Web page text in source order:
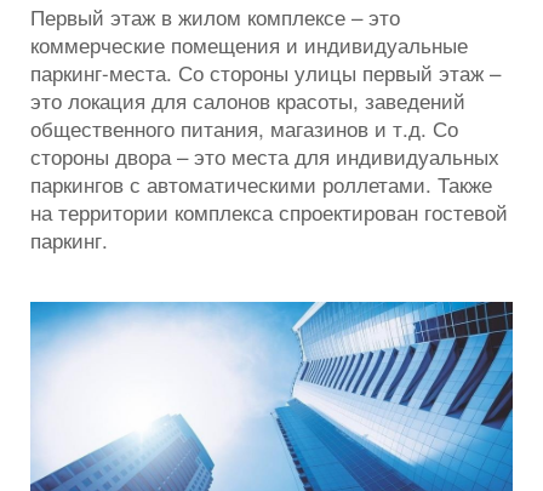
Первый этаж в жилом комплексе – это
коммерческие помещения и индивидуальные
паркинг-места. Со стороны улицы первый этаж –
это локация для салонов красоты, заведений
общественного питания, магазинов и т.д. Со
стороны двора – это места для индивидуальных
паркингов с автоматическими роллетами. Также
на территории комплекса спроектирован гостевой
паркинг.